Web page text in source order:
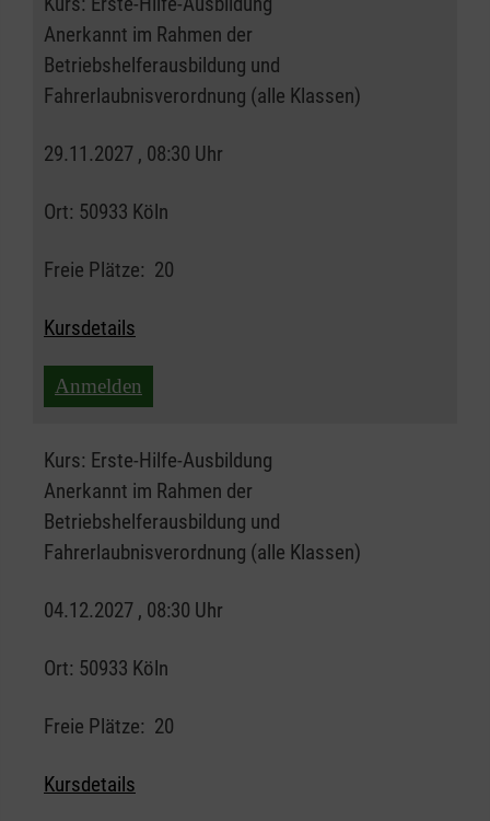
Anerkannt im Rahmen der
Betriebshelferausbildung und
Fahrerlaubnisverordnung (alle Klassen)
29.11.2027 , 08:30 Uhr
Ort: 50933 Köln
Freie Plätze: 20
Kursdetails
Anmelden
Kurs: Erste-Hilfe-Ausbildung
Anerkannt im Rahmen der
Betriebshelferausbildung und
Fahrerlaubnisverordnung (alle Klassen)
04.12.2027 , 08:30 Uhr
Ort: 50933 Köln
Freie Plätze: 20
Kursdetails